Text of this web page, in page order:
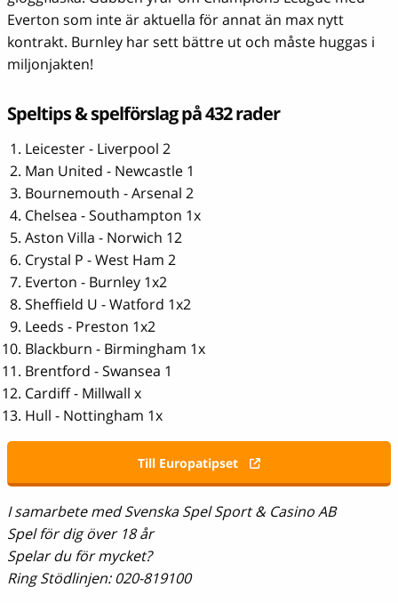
Everton som inte är aktuella för annat än max nytt
kontrakt. Burnley har sett bättre ut och måste huggas i
miljonjakten!
Speltips & spelförslag på 432 rader
Leicester - Liverpool 2
Man United - Newcastle 1
Bournemouth - Arsenal 2
Chelsea - Southampton 1x
Aston Villa - Norwich 12
Crystal P - West Ham 2
Everton - Burnley 1x2
Sheffield U - Watford 1x2
Leeds - Preston 1x2
Blackburn - Birmingham 1x
Brentford - Swansea 1
Cardiff - Millwall x
Hull - Nottingham 1x
Till Europatipset
I samarbete med Svenska Spel Sport & Casino AB
Spel för dig över 18 år
Spelar du för mycket?
Ring Stödlinjen: 020-819100